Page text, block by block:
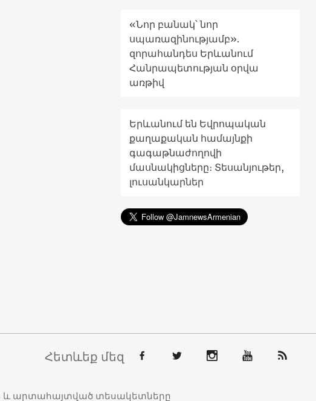
«Նոր բանակ՝ նոր
սպառազինությամբ».
զորահանդես Երևանում
Հանրապետության օրվա
առթիվ
Երևանում են Եվրոպական
քաղաքական համայնքի
գագաթնաժողովի
մասնակիցները։ Տեսանյութեր,
լուսանկարներ
Հետևեք մեզ
և արտահայտված տեսակետները